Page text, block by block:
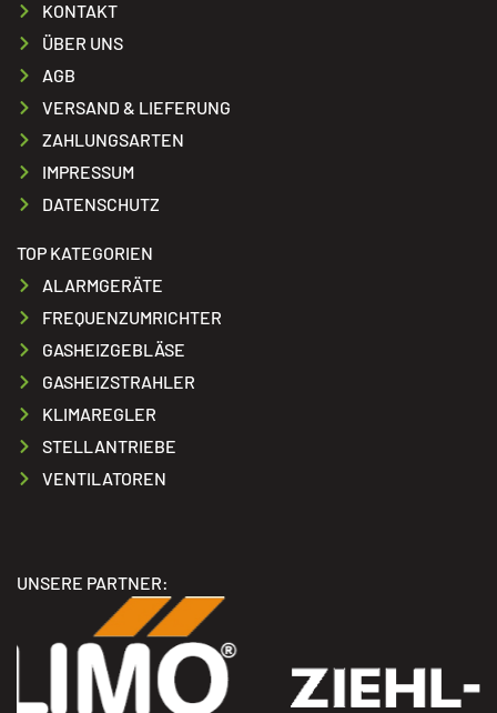
KONTAKT
ÜBER UNS
AGB
VERSAND & LIEFERUNG
ZAHLUNGSARTEN
IMPRESSUM
DATENSCHUTZ
TOP KATEGORIEN
ALARMGERÄTE
FREQUENZUMRICHTER
GASHEIZGEBLÄSE
GASHEIZSTRAHLER
KLIMAREGLER
STELLANTRIEBE
VENTILATOREN
UNSERE PARTNER: